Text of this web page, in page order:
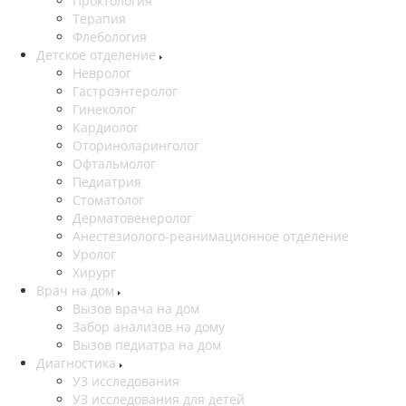
Терапия
Флебология
Детское отделение
Невролог
Гастроэнтеролог
Гинеколог
Кардиолог
Оториноларинголог
Офтальмолог
Педиатрия
Стоматолог
Дерматовенеролог
Анестезиолого-реанимационное отделение
Уролог
Хирург
Врач на дом
Вызов врача на дом
Забор анализов на дому
Вызов педиатра на дом
Диагностика
УЗ исследования
УЗ исследования для детей